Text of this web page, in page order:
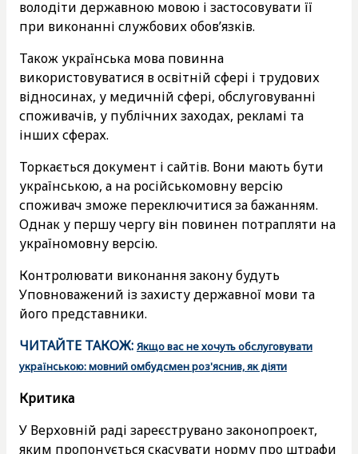
володіти державною мовою і застосовувати її
при виконанні службових обов’язків.
Також українська мова повинна
використовуватися в освітній сфері і трудових
відносинах, у медичній сфері, обслуговуванні
споживачів, у публічних заходах, рекламі та
інших сферах.
Торкається документ і сайтів. Вони мають бути
українською, а на російськомовну версію
споживач зможе переключитися за бажанням.
Однак у першу чергу він повинен потрапляти на
україномовну версію.
Контролювати виконання закону будуть
Уповноважений із захисту державної мови та
його представники.
ЧИТАЙТЕ ТАКОЖ: Якщо вас не хочуть обслуговувати
українською: мовний омбудсмен роз'яснив, як діяти
Критика
У Верховній раді зареєструвано законопроект,
яким пропонується скасувати норму про штрафи